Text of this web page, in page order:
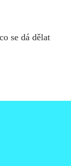
se dá dělat